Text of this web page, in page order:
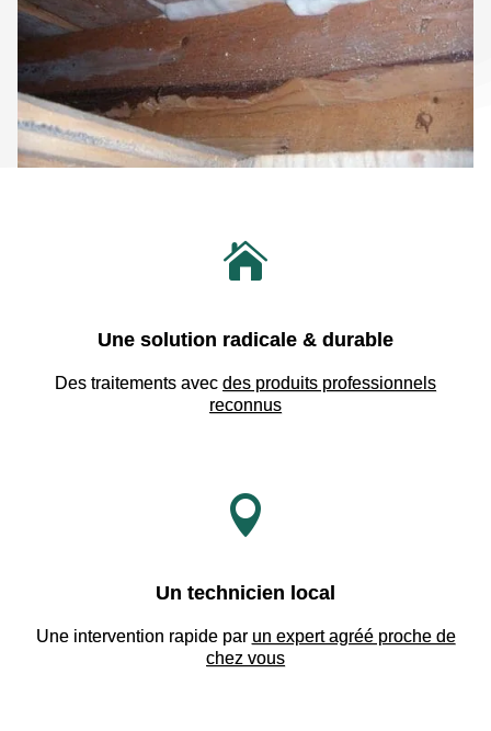

Une solution radicale & durable
Des traitements avec des produits professionnels
reconnus

Un technicien local
Une intervention rapide par un expert agréé proche de
chez vous